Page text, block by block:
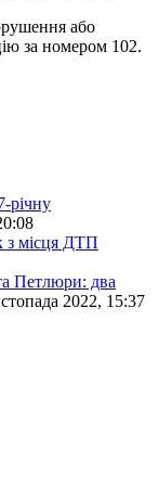
або
за номером 102.
річну
з місця ДТП
Петлюри: два
2022, 15:37